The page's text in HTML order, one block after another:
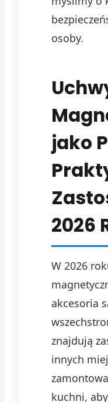
osoby.
jako
2026
W 2026
akcesoria
znajdują
innych
kuchni,